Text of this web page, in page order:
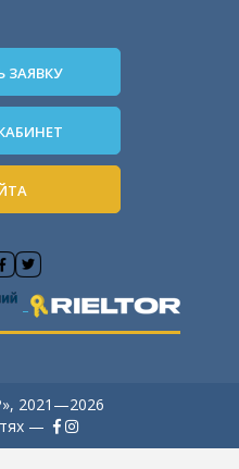
ЗАЯВКУ
2021—2026
—